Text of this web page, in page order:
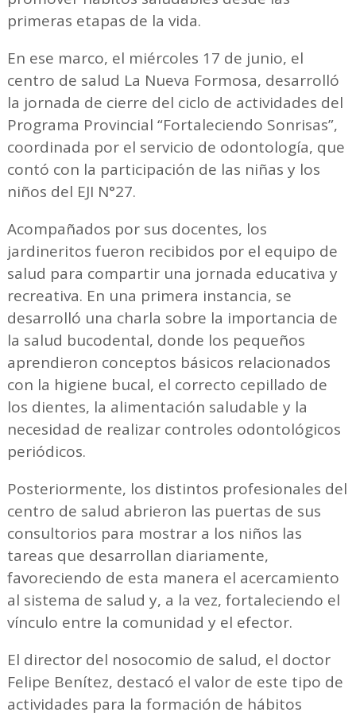
primeras etapas de la vida.
En ese marco, el miércoles 17 de junio, el
centro de salud La Nueva Formosa, desarrolló
la jornada de cierre del ciclo de actividades del
Programa Provincial “Fortaleciendo Sonrisas”,
coordinada por el servicio de odontología, que
contó con la participación de las niñas y los
niños del EJI N°27.
Acompañados por sus docentes, los
jardineritos fueron recibidos por el equipo de
salud para compartir una jornada educativa y
recreativa. En una primera instancia, se
desarrolló una charla sobre la importancia de
la salud bucodental, donde los pequeños
aprendieron conceptos básicos relacionados
con la higiene bucal, el correcto cepillado de
los dientes, la alimentación saludable y la
necesidad de realizar controles odontológicos
periódicos.
Posteriormente, los distintos profesionales del
centro de salud abrieron las puertas de sus
consultorios para mostrar a los niños las
tareas que desarrollan diariamente,
favoreciendo de esta manera el acercamiento
al sistema de salud y, a la vez, fortaleciendo el
vínculo entre la comunidad y el efector.
El director del nosocomio de salud, el doctor
Felipe Benítez, destacó el valor de este tipo de
actividades para la formación de hábitos